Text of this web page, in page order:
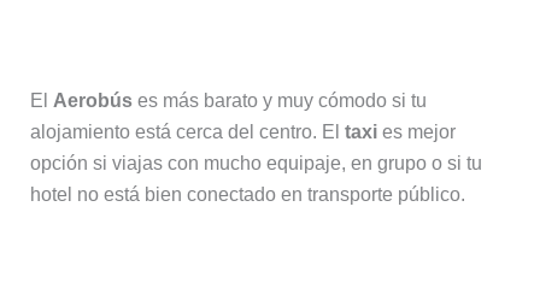
El Aerobúses más barato y muy cómodo si tu
alojamiento está cerca del centro. El taxies mejor
opción si viajas con mucho equipaje, en grupo o si tu
hotel no está bien conectado en transporte público.